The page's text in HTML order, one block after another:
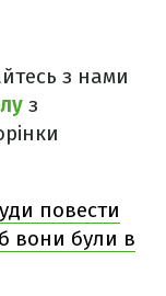
з нами
з
повести
вони були в